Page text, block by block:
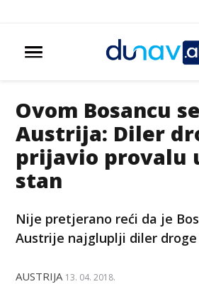
Ovom Bosancu
Austrija: Diler
prijavio provalu
stan
Nije pretjerano reći da je
Austrije najgluplji diler
AUSTRIJA 13. 04. 2018.